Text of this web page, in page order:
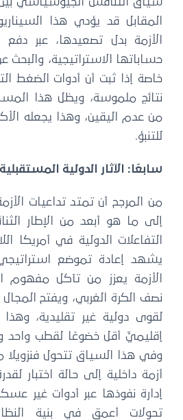
سياق التنافس الجيوسياسي
المقابل قد يؤدي هذا
الأزمة بدل تصعيدها، عبر دفع
حساباتها الاستراتيجية، والبحث
خاصة إذا ثبت أن أدوات الضغط
نتائج ملموسة، ويظل هذا
من عدم اليقين، وهذا يجعله
للتنبؤ.
سابعًا: الآثار الدولية المستقبلية
من المرجح أن تمتد تداعيات الأزمة
إلى ما هو أبعد من الإطار
التفاعلات الدولية في أمريكا
يشهد إعادة تموضع
الأزمة يعزز من تآكل مفهوم
نصف الكرة الغربي، ويفتح المجال
لقوى دولية غير تقليدية،
إقليميٍّ أقل خضوعًا لقطب واحد
وفي هذا السياق تتحول فنزويلا
أزمة داخلية إلى حالة اختبار
إدارة نفوذها عبر أدوات غير
تحولات أعمق في بنية